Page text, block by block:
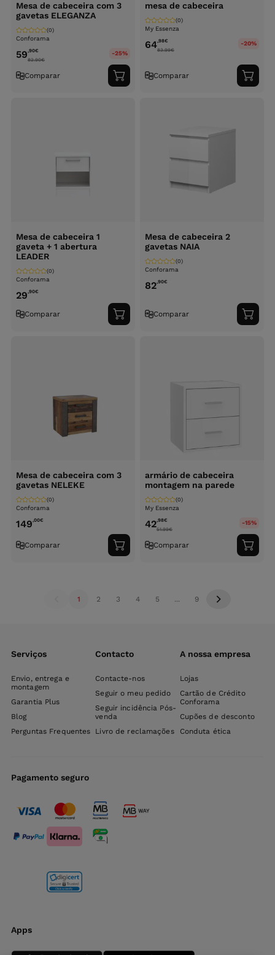
Mesa de cabeceira com 3
gavetas ELEGANZA
Conforama
(0)
59,90€
82.90€
-25%
Comparar
Adicionar
ao
mesa de cabeceira
My Essenza
(0)
64,98€
83.99€
-20%
Comparar
ao
Mesa de cabeceira 1
gaveta + 1 abertura
LEADER
Conforama
(0)
29,90€
Comparar
Adicionar
ao
Mesa de cabeceira 2
gavetas NAIA
Conforama
(0)
82,90€
Comparar
ao
Mesa de cabeceira com 3
gavetas NELEKE
Conforama
(0)
149,00€
Comparar
Adicionar
ao
armário de cabeceira
montagem na parede
My Essenza
(0)
42,98€
51.99€
-15%
Comparar
ao
1 2 3 4 5 ... 9
Serviços
Envio, entrega e
montagem
Garantia Plus
Blog
Perguntas Frequentes
Contacto
Contacte-nos
Seguir o meu pedido
Seguir incidência Pós-
venda
Livro de reclamações
A nossa empresa
Lojas
Cartão de Crédito
Conforama
Cupões de desconto
Conduta ética
Pagamento seguro
Apps